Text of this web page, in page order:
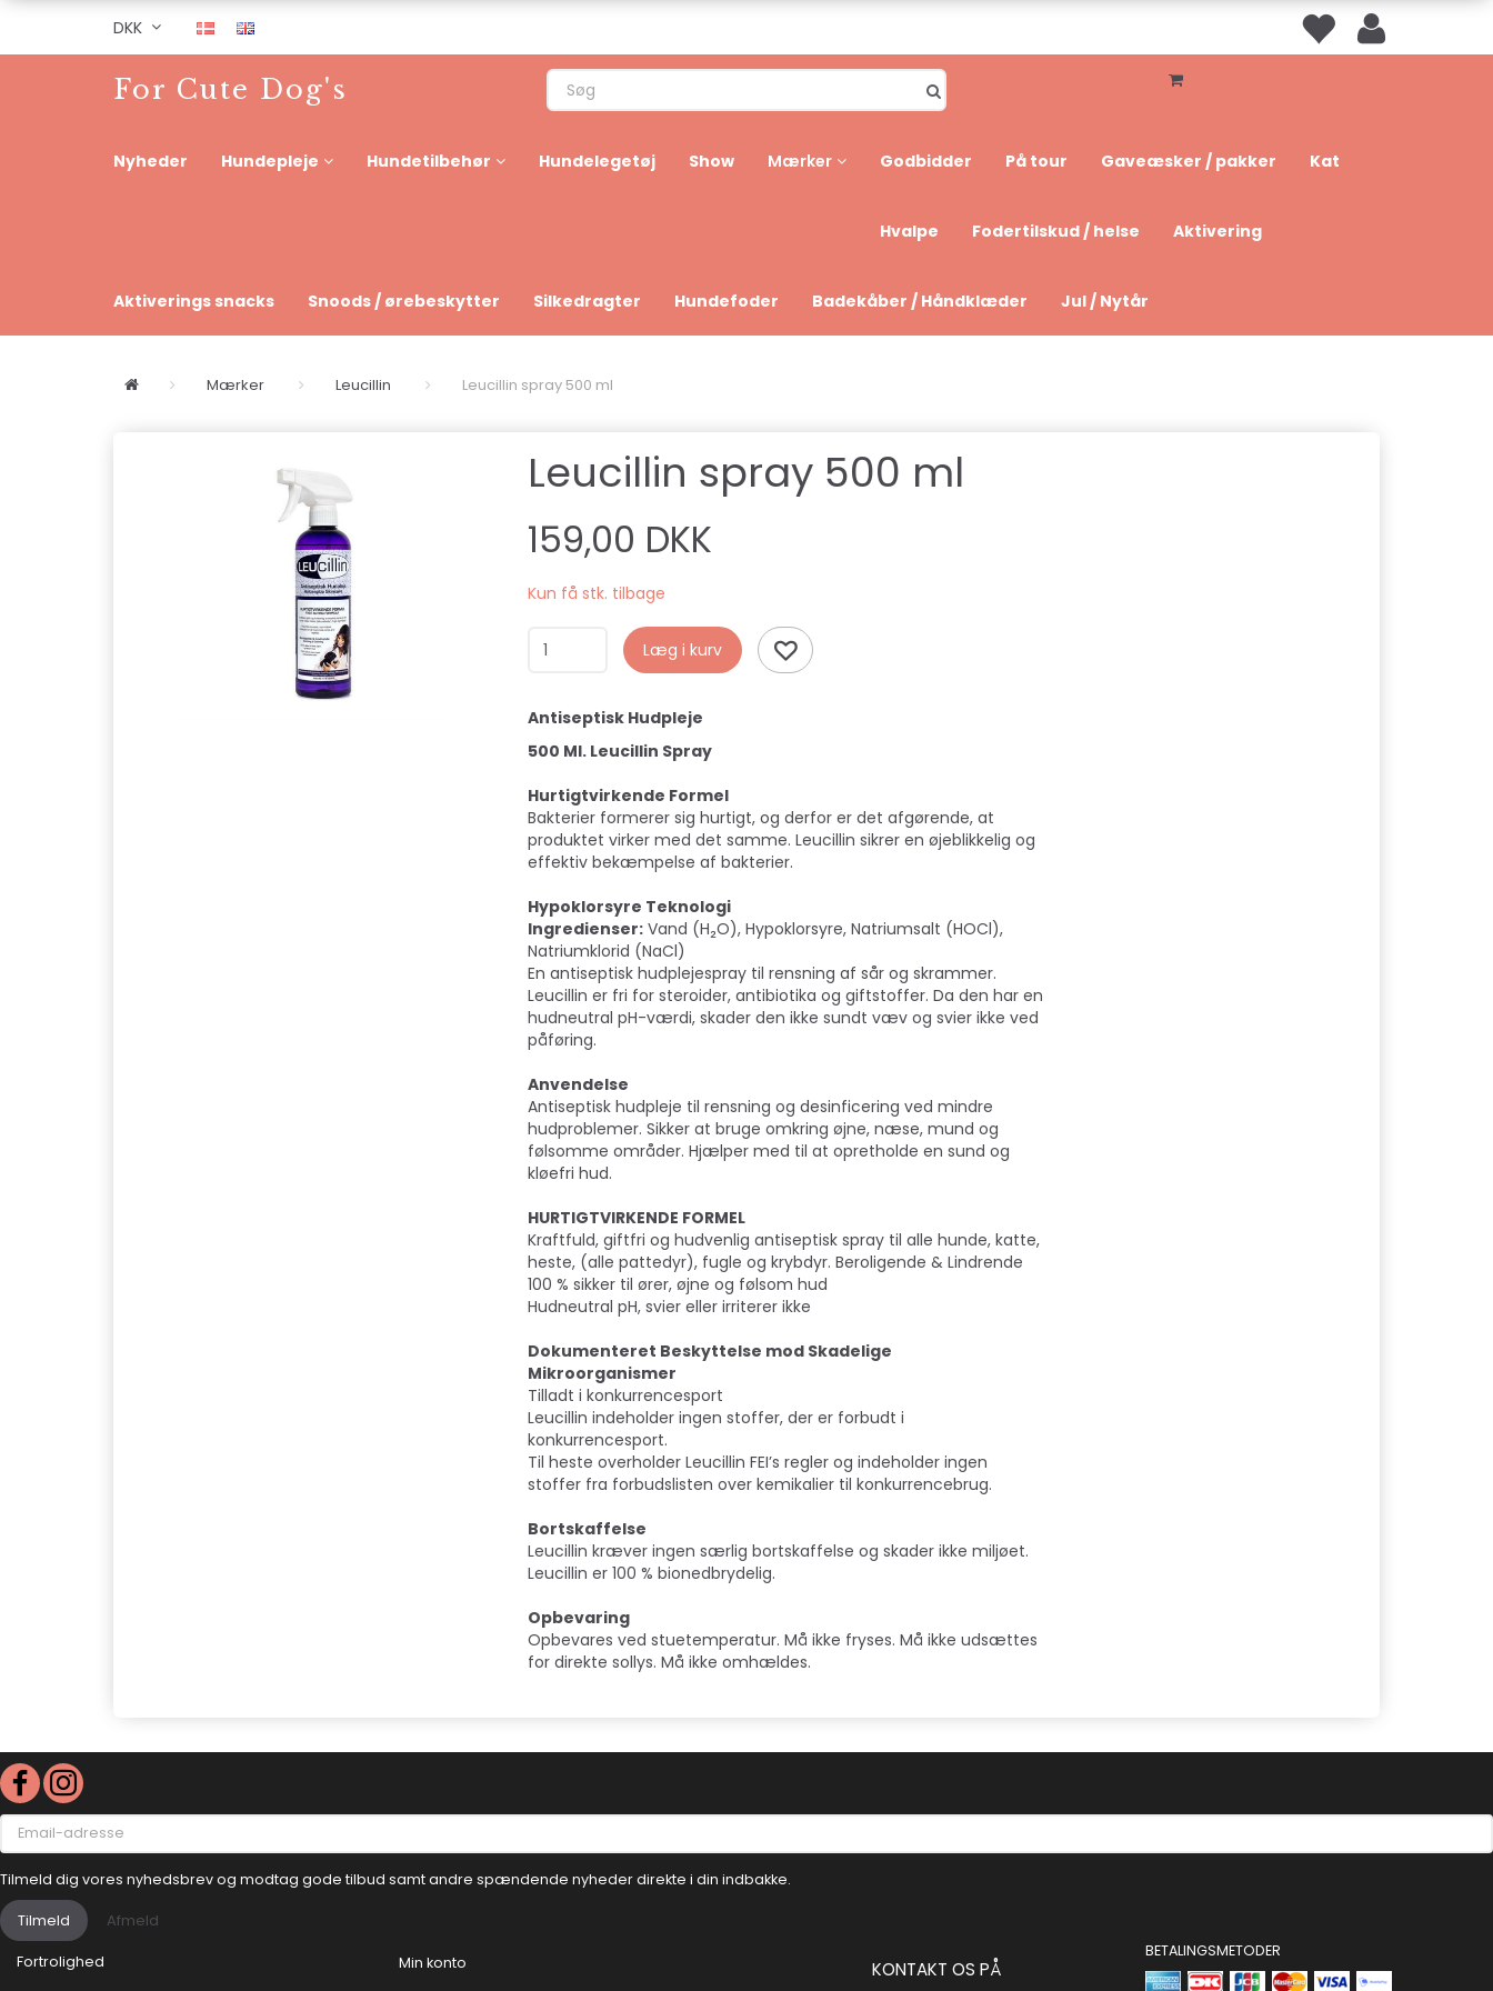
DKK
For Cute Dog's
Nyheder Hundepleje Hundetilbehør Hundelegetøj Show Mærker Godbidder På tour Gaveæsker / pakker Kat
Hvalpe Fodertilskud / helse Aktivering
Aktiverings snacks Snoods / ørebeskytter Silkedragter Hundefoder Badekåber / Håndklæder Jul / Nytår
Mærker Leucillin Leucillin spray 500 ml
Leucillin spray 500 ml
159,00 DKK
Kun få stk. tilbage
Læg i kurv
Antiseptisk Hudpleje
500 Ml. Leucillin Spray
Hurtigtvirkende Formel
Bakterier formerer sig hurtigt, og derfor er det afgørende, at
produktet virker med det samme. Leucillin sikrer en øjeblikkelig og
effektiv bekæmpelse af bakterier.
Hypoklorsyre Teknologi
Ingredienser: Vand (H₂O), Hypoklorsyre, Natriumsalt (HOCl),
Natriumklorid (NaCl)
En antiseptisk hudplejespray til rensning af sår og skrammer.
Leucillin er fri for steroider, antibiotika og giftstoffer. Da den har en
hudneutral pH-værdi, skader den ikke sundt væv og svier ikke ved
påføring.
Anvendelse
Antiseptisk hudpleje til rensning og desinficering ved mindre
hudproblemer. Sikker at bruge omkring øjne, næse, mund og
følsomme områder. Hjælper med til at opretholde en sund og
kløefri hud.
HURTIGTVIRKENDE FORMEL
Kraftfuld, giftfri og hudvenlig antiseptisk spray til alle hunde, katte,
heste, (alle pattedyr), fugle og krybdyr. Beroligende & Lindrende
100 % sikker til ører, øjne og følsom hud
Hudneutral pH, svier eller irriterer ikke
Dokumenteret Beskyttelse mod Skadelige
Mikroorganismer
Tilladt i konkurrencesport
Leucillin indeholder ingen stoffer, der er forbudt i
konkurrencesport.
Til heste overholder Leucillin FEI’s regler og indeholder ingen
stoffer fra forbudslisten over kemikalier til konkurrencebrug.
Bortskaffelse
Leucillin kræver ingen særlig bortskaffelse og skader ikke miljøet.
Leucillin er 100 % bionedbrydelig.
Opbevaring
Opbevares ved stuetemperatur. Må ikke fryses. Må ikke udsættes
for direkte sollys. Må ikke omhældes.
Email-
adresse
Tilmeld dig vores nyhedsbrev og modtag gode tilbud samt andre spændende nyheder direkte i din indbakke.
Tilmeld Afmeld
Fortrolighed Min konto KONTAKT OS PÅ
BETALINGSMETODER